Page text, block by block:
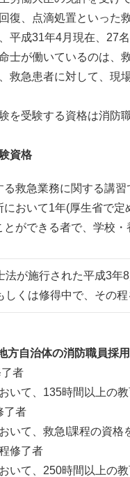
復、点滴処置といった
平成31年4月現在、27
士が働いているのは、
救急患者に対して、現
受験する資格は消防
資格
救急業務に関する講
において1年(厚生省で
とができる者で、学校
法が施行された平成3年
しくは修得中で、その
方自治体の消防職員採
者
いて、135時間以上の
了者
いて、救急I課程の資
修了者
いて、250時間以上の